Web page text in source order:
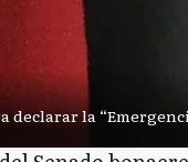
declarar la